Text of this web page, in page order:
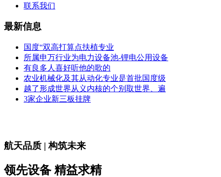
联系我们
最新信息
国度“双高打算点扶植专业
所属申万行业为电力设备池-锂电公用设备
有良多人喜好听他的歌的
农业机械化及其从动化专业是首批国度级
越了形成世界从义内核的个别取世界、遍
3家企业新三板挂牌
航天品质 | 构筑未来
领先设备 精益求精